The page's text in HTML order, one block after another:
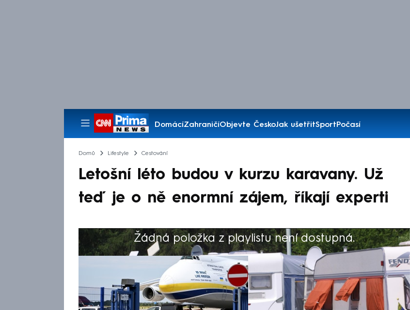
DomácíZahraničíObjevte ČeskoJak ušetřitSportPočasí
Pořady
Domů Lifestyle Cestování
Letošní léto budou v kurzu karavany. Už
teď je o ně enormní zájem, říkají experti
Žádná položka z playlistu není dostupná.
Výběr redakce